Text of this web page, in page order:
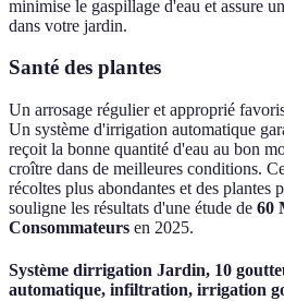
minimise le gaspillage d'eau et assure
dans votre jardin.
Santé des plantes
Un arrosage régulier et approprié
Un système d'irrigation automatique
reçoit la bonne quantité d'eau au bon
croître dans de meilleures conditions.
récoltes plus abondantes et des plantes
souligne les résultats d'une étude de 60
Consommateurs en 2025.
Système dirrigation Jardin, 10
automatique, infiltration, irrigation